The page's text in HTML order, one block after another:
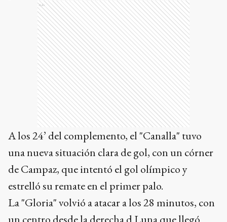
Ads
A los 24’ del complemento, el "Canalla" tuvo
una nueva situación clara de gol, con un córner
de Campaz, que intentó el gol olímpico y
estrelló su remate en el primer palo.
La "Gloria" volvió a atacar a los 28 minutos, con